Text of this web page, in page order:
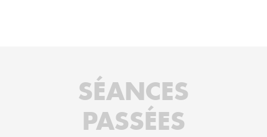
SÉANCES
PASSÉES